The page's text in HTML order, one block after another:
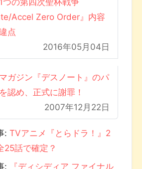
つの第四次聖杯戦争
Accel Zero Order』内容
点
2016年05月04日
ガジン『デスノート』のパ
認め、正式に謝罪！
2007年12月22日
: TVアニメ『とらドラ！』2
25話で確定？
:
『ディシディア ファイナル